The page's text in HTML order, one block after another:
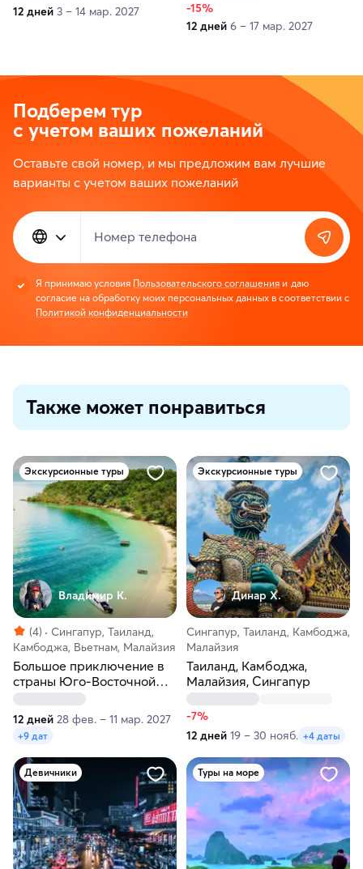
12 дней 3 – 14 мар. 2027
-15%
12 дней 6 – 17 мар. 2027
Подберем тур
с учетом ваших пожеланий
Оставьте свой номер, и мы предложим вам лучшие
варианты с учетом ваших пожеланий
Номер телефона
Я принимаю условия Пользовательского соглашения и даю
согласие на обработку моих персональных данных в соответствии с
Политикой конфиденциальности
Также может понравиться
Экскурсионные туры
Владимир К.
(4)
Сингапур, Таиланд,
Камбоджа, Вьетнам, Малайзия
Большое приключение в
страны Юго-Восточной
Азии
12 дней 28 фев. – 11 мар. 2027
+9 дат
Экскурсионные туры
Динар Х.
Сингапур, Таиланд, Камбоджа,
Малайзия
Таиланд, Камбоджа,
Малайзия, Сингапур
-7%
12 дней 19 – 30 нояб. +4 даты
Девичники Туры на море